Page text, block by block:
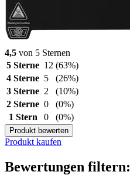
4,5 von 5 Sternen
5 Sterne 12 (63%)
4 Sterne 5
(26%)
3 Sterne 2
(10%)
2 Sterne 0
(0%)
1 Stern
0 (0%)
Produkt bewerten
Produkt kaufen
Bewertungen filtern: